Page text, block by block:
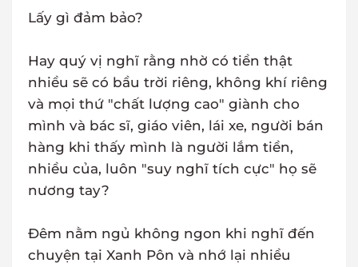
Lấy gì đảm bảo?
Hay quý vị nghĩ rằng nhờ có tiền thật
nhiều sẽ có bầu trời riêng, không khí riêng
và mọi thứ "chất lượng cao" giành cho
mình và bác sĩ, giáo viên, lái xe, người bán
hàng khi thấy mình là người lắm tiền,
nhiều của, luôn "suy nghĩ tích cực" họ sẽ
nương tay?
Đêm nằm ngủ không ngon khi nghĩ đến
chuyện tại Xanh Pôn và nhớ lại nhiều